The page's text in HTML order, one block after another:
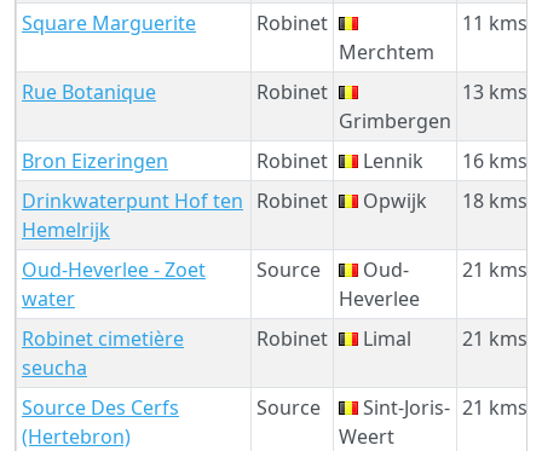
Square Marguerite
Robinet
Merchtem
11 kms
Rue Botanique
Robinet
Grimbergen
13 kms
Bron Eizeringen Robinet Lennik
16 kms
Drinkwaterpunt Hof ten
Hemelrijk
Robinet Opwijk 18 kms
Oud-Heverlee - Zoet
water
Source
Oud-
Heverlee
21 kms
Robinet cimetière
seucha
Robinet Limal 21 kms
Source Des Cerfs
(Hertebron)
Source
Sint-Joris-
Weert
21 kms